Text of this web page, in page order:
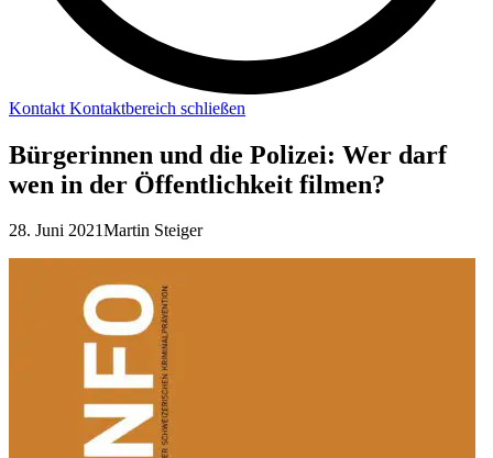
Kontakt Kontaktbereich schließen
Bürgerinnen und die Polizei: Wer darf
wen in der Öffentlichkeit filmen?
28. Juni 2021Martin Steiger